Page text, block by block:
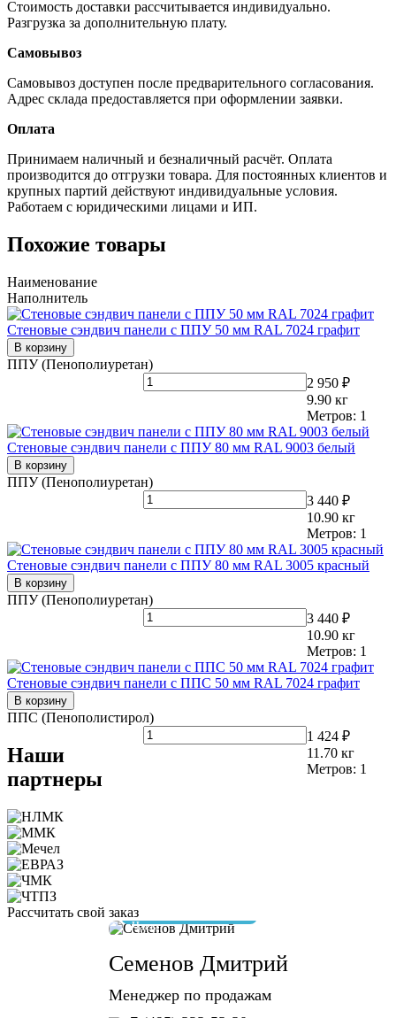
Стоимость доставки рассчитывается индивидуально.
Разгрузка за дополнительную плату.
Самовывоз
Самовывоз доступен после предварительного согласования.
Адрес склада предоставляется при оформлении заявки.
Оплата
Принимаем наличный и безналичный расчёт. Оплата
производится до отгрузки товара. Для постоянных клиентов и
крупных партий действуют индивидуальные условия.
Работаем с юридическими лицами и ИП.
Похожие товары
Наименование
Наполнитель
Стеновые сэндвич панели с ППУ 50 мм RAL 7024 графит
В корзину
ППУ (Пенополиуретан)
2 950 ₽
9.90 кг
Метров: 1
Стеновые сэндвич панели с ППУ 80 мм RAL 9003 белый
В корзину
ППУ (Пенополиуретан)
3 440 ₽
10.90 кг
Метров: 1
Стеновые сэндвич панели с ППУ 80 мм RAL 3005 красный
В корзину
ППУ (Пенополиуретан)
3 440 ₽
10.90 кг
Метров: 1
Стеновые сэндвич панели с ППС 50 мм RAL 7024 графит
В корзину
ППС (Пенополистирол)
1 424 ₽
11.70 кг
Метров: 1
Наши
партнеры
Рассчитать свой заказ
Семенов Дмитрий
Менеджер по продажам